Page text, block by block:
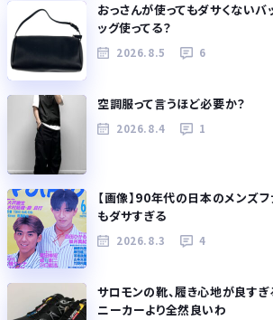
おっさんが使ってもダサくないバ
ッグ使ってる？
2026.8.5 6
空調服って言うほど必要か？
2026.8.4 1
【画像】90年代の日本のメンズ
もダサすぎる
2026.8.3 4
サロモンの靴、履き心地が良す
ニーカーより全然良いわ